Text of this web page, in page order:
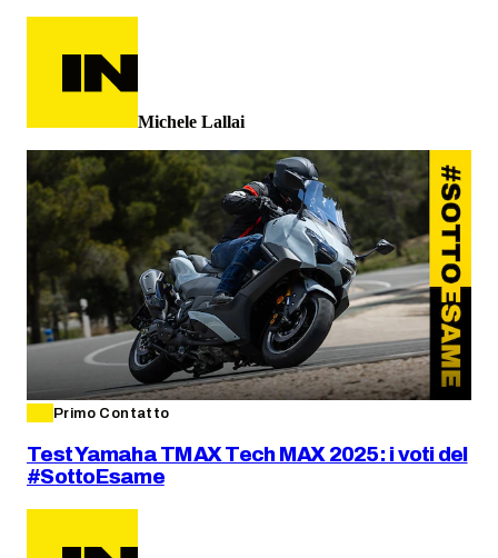
Michele Lallai
Primo Contatto
Test Yamaha TMAX Tech MAX 2025: i voti del
#SottoEsame